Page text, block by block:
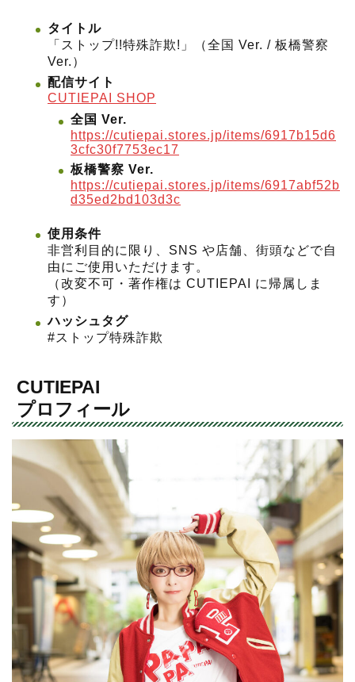
タイトル
「ストップ!!特殊詐欺!」（全国 Ver. / 板橋警察
Ver.）
配信サイト
CUTIEPAI SHOP
全国 Ver.
https://cutiepai.stores.jp/items/6917b15d6
3cfc30f7753ec17
板橋警察 Ver.
https://cutiepai.stores.jp/items/6917abf52b
d35ed2bd103d3c
使用条件
非営利目的に限り、SNS や店舗、街頭などで自
由にご使用いただけます。
（改変不可・著作権は CUTIEPAI に帰属しま
す）
ハッシュタグ
#ストップ特殊詐欺
CUTIEPAI
プロフィール